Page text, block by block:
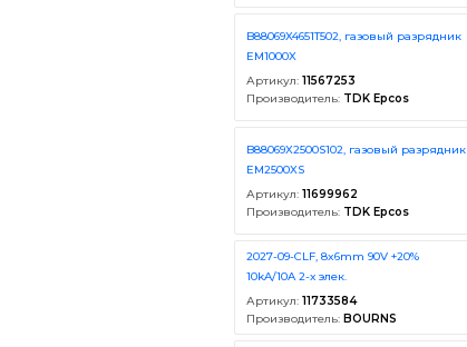
B88069X4651T502, газовый разрядник
EM1000X
Артикул: 11567253
Производитель: TDK Epcos
B88069X2500S102, газовый разрядник
EM2500XS
Артикул: 11699962
Производитель: TDK Epcos
2027-09-CLF, 8x6mm 90V +20%
10kA/10A 2-х элек.
Артикул: 11733584
Производитель: BOURNS